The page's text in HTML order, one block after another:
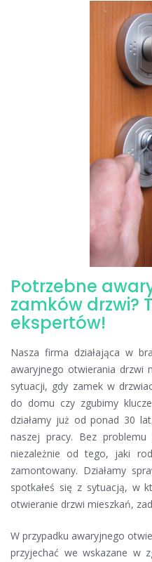
Potrzebne
zamków drzwi?
ekspertów!
Nasza firma działająca w
awaryjnego otwierania drzwi
sytuacji, gdy zamek w
do domu czy zgubimy
działamy już od ponad 30
naszej pracy. Bez
niezależnie od tego, jaki
zamontowany. Działamy
spotkałeś się z sytuacją, w
otwieranie drzwi mieszkań,
W przypadku awaryjnego
przyjechać we wskazane w